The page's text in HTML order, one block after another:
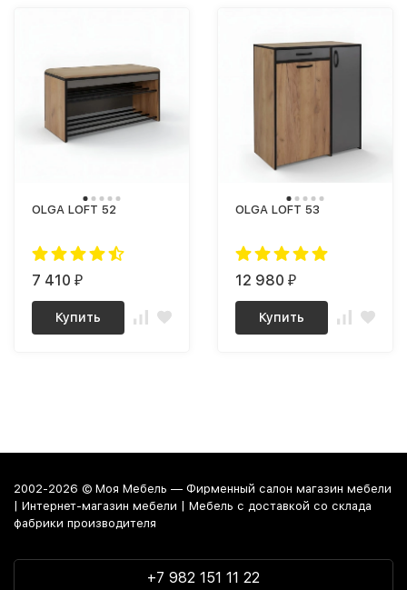
OLGA LOFT 52
7 410 ₽
Купить
OLGA LOFT 53
12 980 ₽
Купить
2002-2026 © Моя Мебель — Фирменный салон магазин мебели
| Интернет-магазин мебели | Мебель с доставкой со склада
фабрики производителя
+7 982 151 11 22